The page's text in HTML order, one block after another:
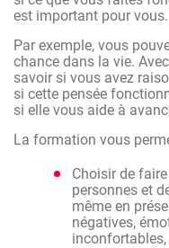
est important pour vous.
Par exemple, vous
chance dans la vie.
savoir si vous avez
si cette pensée
si elle vous aide à
La formation vous
Choisir de
personnes et
même en
négatives,